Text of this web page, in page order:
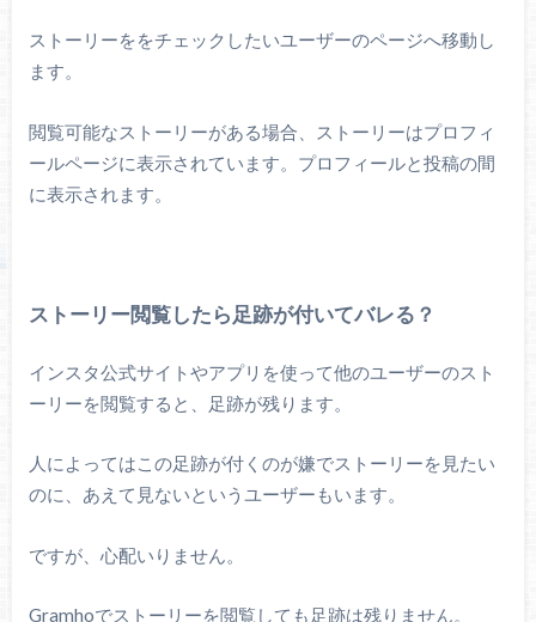
ストーリーををチェックしたいユーザーのページへ移動し
ます。
閲覧可能なストーリーがある場合、ストーリーはプロフィ
ールページに表示されています。プロフィールと投稿の間
に表示されます。
ストーリー閲覧したら足跡が付いてバレる？
インスタ公式サイトやアプリを使って他のユーザーのスト
ーリーを閲覧すると、足跡が残ります。
人によってはこの足跡が付くのが嫌でストーリーを見たい
のに、あえて見ないというユーザーもいます。
ですが、心配いりません。
Gramhoでストーリーを閲覧しても足跡は残りません。